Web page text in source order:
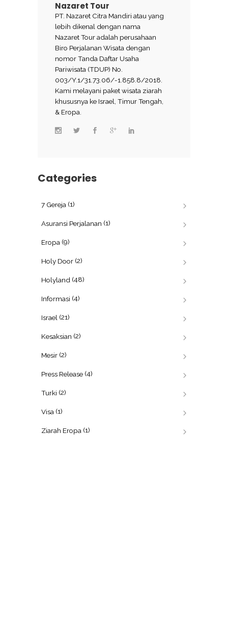
Nazaret Tour
PT. Nazaret Citra Mandiri atau yang
lebih dikenal dengan nama
Nazaret Tour adalah perusahaan
Biro Perjalanan Wisata dengan
nomor Tanda Daftar Usaha
Pariwisata (TDUP) No.
003/Y.1/31.73.06/-1.858.8/2018.
Kami melayani paket wisata ziarah
khususnya ke Israel, Timur Tengah,
& Eropa.
Categories
7 Gereja (1)
Asuransi Perjalanan (1)
Eropa (9)
Holy Door (2)
Holyland (48)
Informasi (4)
Israel (21)
Kesaksian (2)
Mesir (2)
Press Release (4)
Turki (2)
Visa (1)
Ziarah Eropa (1)